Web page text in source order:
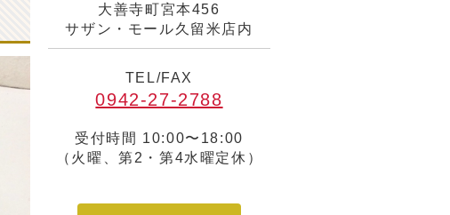
大善寺町宮本456
サザン・モール久留米店内
TEL/FAX
0942-27-2788
受付時間 10:00〜18:00
（火曜、第2・第4水曜定休）